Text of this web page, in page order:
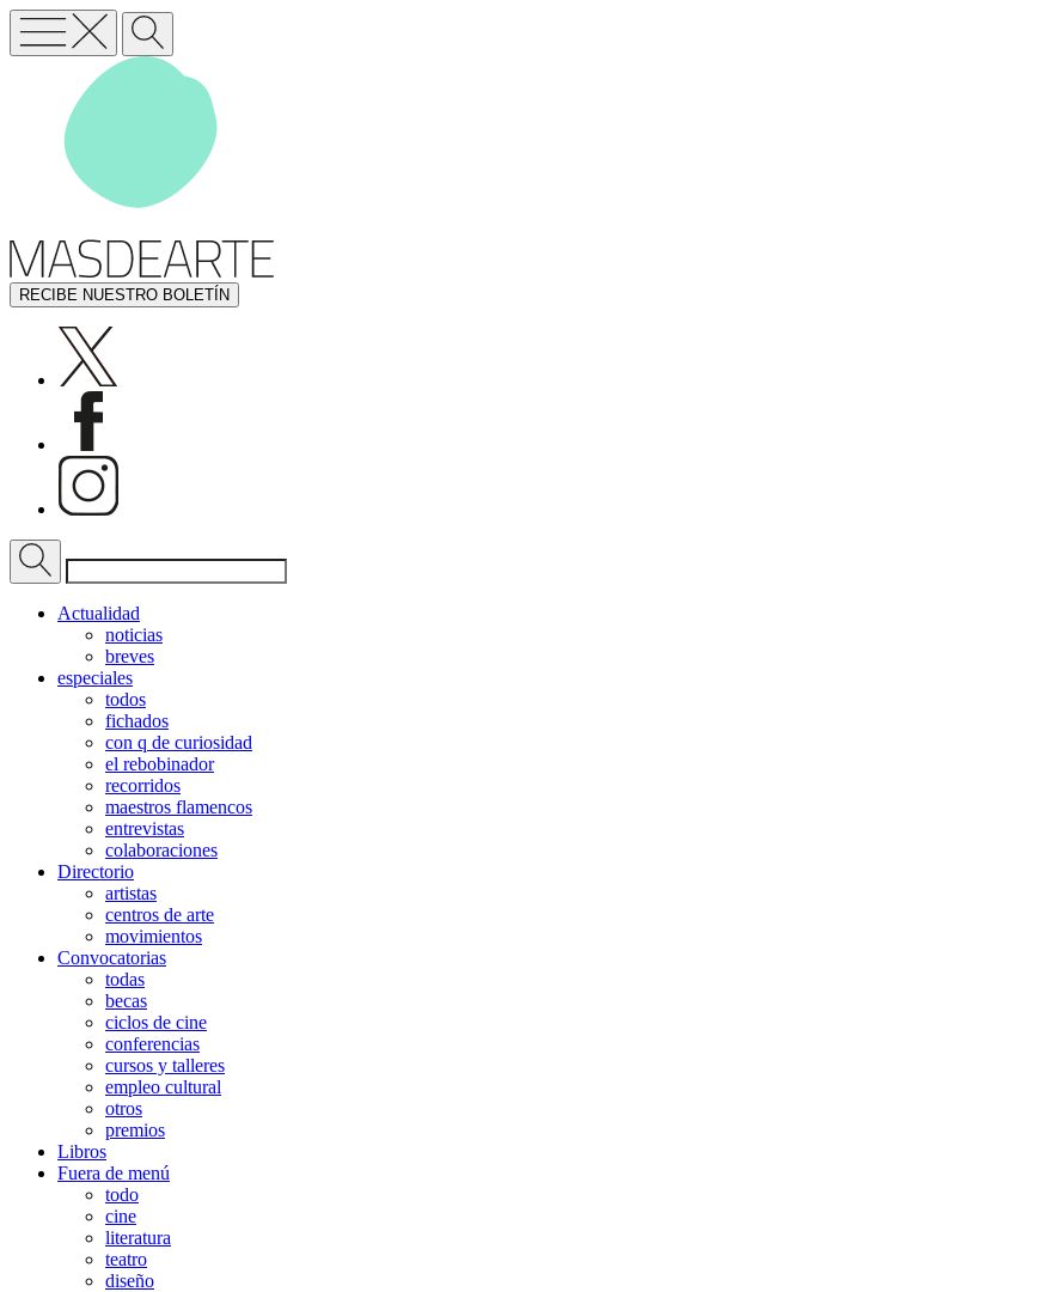
RECIBE NUESTRO BOLETÍN
Actualidad
noticias
breves
especiales
todos
fichados
con q de curiosidad
el rebobinador
recorridos
maestros flamencos
entrevistas
colaboraciones
Directorio
artistas
centros de arte
movimientos
Convocatorias
todas
becas
ciclos de cine
conferencias
cursos y talleres
empleo cultural
otros
premios
Libros
Fuera de menú
todo
cine
literatura
teatro
diseño